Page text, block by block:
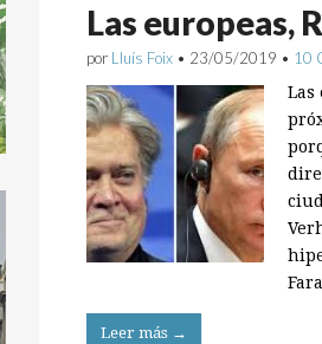
Las europeas,
por Lluís Foix • 23/05/2019 • 10
Las
Leer más →